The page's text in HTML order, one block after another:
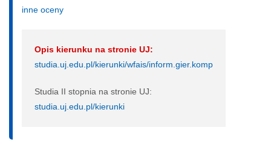
inne oceny
Opis kierunku na stronie UJ:
studia.uj.edu.pl/kierunki/wfais/inform.gier.komp
Studia II stopnia na stronie UJ:
studia.uj.edu.pl/kierunki